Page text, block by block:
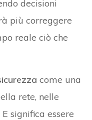
decisioni
più correggere
reale ciò che
come una
rete, nelle
significa essere